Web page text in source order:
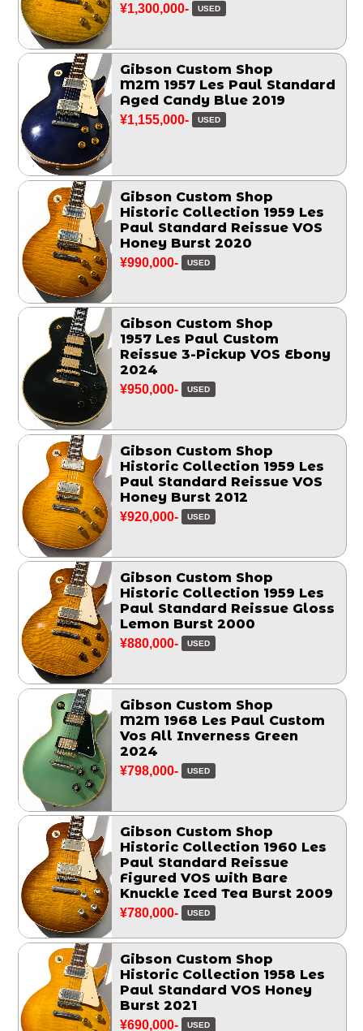
¥1,300,000- USED
Gibson Custom Shop
M2M 1957 Les Paul Standard
Aged Candy Blue 2019
¥1,155,000- USED
Gibson Custom Shop
Historic Collection 1959 Les
Paul Standard Reissue VOS
Honey Burst 2020
¥990,000- USED
Gibson Custom Shop
1957 Les Paul Custom
Reissue 3-Pickup VOS Ebony
2024
¥950,000- USED
Gibson Custom Shop
Historic Collection 1959 Les
Paul Standard Reissue VOS
Honey Burst 2012
¥920,000- USED
Gibson Custom Shop
Historic Collection 1959 Les
Paul Standard Reissue Gloss
Lemon Burst 2000
¥880,000- USED
Gibson Custom Shop
M2M 1968 Les Paul Custom
Vos All Inverness Green
2024
¥798,000- USED
Gibson Custom Shop
Historic Collection 1960 Les
Paul Standard Reissue
Figured VOS with Bare
Knuckle Iced Tea Burst 2009
¥780,000- USED
Gibson Custom Shop
Historic Collection 1958 Les
Paul Standard VOS Honey
Burst 2021
¥690,000- USED